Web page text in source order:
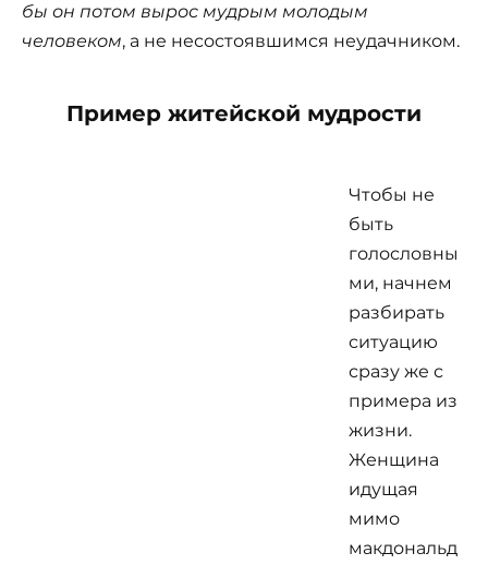
бы он потом вырос мудрым молодым
человеком, а не несостоявшимся неудачником.
Пример житейской мудрости
Чтобы не
быть
голословны
ми, начнем
разбирать
ситуацию
сразу же с
примера из
жизни.
Женщина
идущая
мимо
макдональд